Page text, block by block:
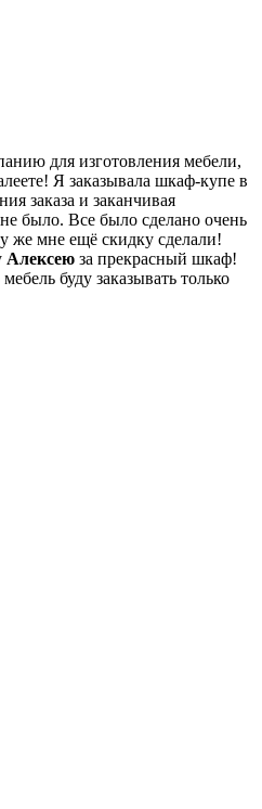
для изготовления мебели,
Я заказывала шкаф-купе в
заказа и заканчивая
было. Все было сделано очень
же мне ещё скидку сделали!
Алексею за прекрасный шкаф!
буду заказывать только